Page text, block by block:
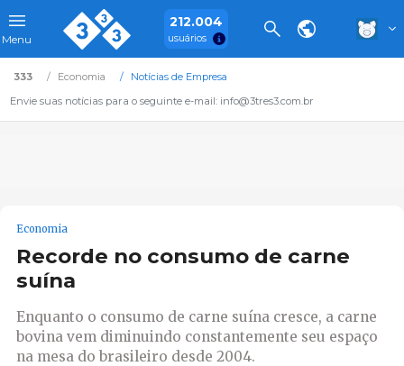
Menu
212.004
usuários
333 Economia
Notícias de Empresa
Envie suas notícias para o seguinte e-mail: info@3tres3.com.br
Economia
Recorde no consumo de carne
suína
Enquanto o consumo de carne suína cresce, a carne
bovina vem diminuindo constantemente seu espaço
na mesa do brasileiro desde 2004.